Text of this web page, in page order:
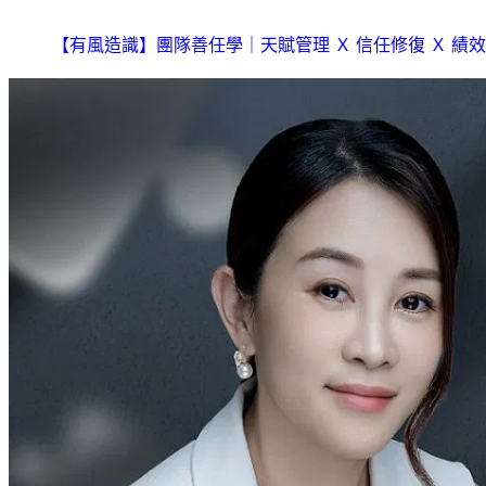
【有風造識】團隊善任學｜天賦管理 Ｘ 信任修復 Ｘ 績